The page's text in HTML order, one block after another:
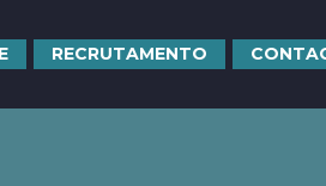
RECRUTAMENTO